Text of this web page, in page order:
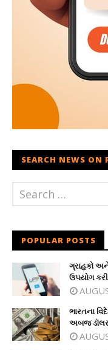
SEARCH NEWS ON
POPULAR POSTS
ગ્રાહકો
ઉપયોગ
ભારતના
અબજ ડૉલર